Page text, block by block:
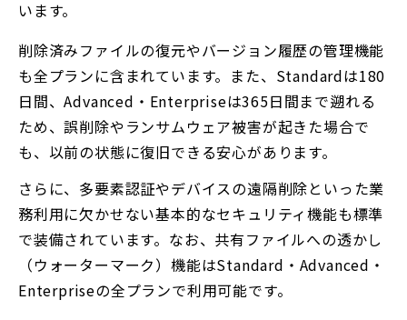
います。
削除済みファイルの復元やバージョン履歴の管理機能
も全プランに含まれています。また、Standardは180
日間、Advanced・Enterpriseは365日間まで遡れる
ため、誤削除やランサムウェア被害が起きた場合で
も、以前の状態に復旧できる安心があります。
さらに、多要素認証やデバイスの遠隔削除といった業
務利用に欠かせない基本的なセキュリティ機能も標準
で装備されています。なお、共有ファイルへの透かし
（ウォーターマーク）機能はStandard・Advanced・
Enterpriseの全プランで利用可能です。